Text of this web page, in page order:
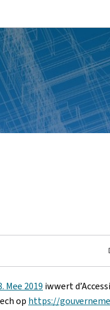
Mee 2019 iwwert
op https://